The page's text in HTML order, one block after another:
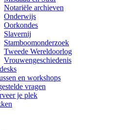
Notariële archieven
Onderwijs
Oorkondes
Slavernij
Stamboomonderzoek
Tweede Wereldoorlog
Vrouwengeschiedenis
en workshops
vragen
je plek